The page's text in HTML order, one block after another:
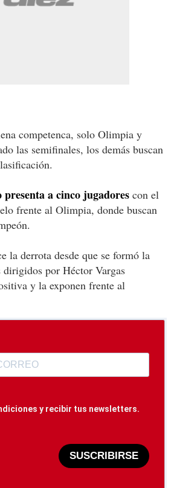
competenca, solo Olimpia y
las semifinales, los demás buscan
a cinco jugadores con el
frente al Olimpia, donde buscan
la derrota desde que se formó la
dirigidos por Héctor Vargas
y la exponen frente al
y recibir tus newsletters.
SUSCRIBIRSE